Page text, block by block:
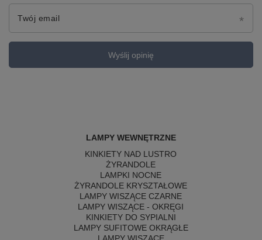
Twój email
Wyślij opinię
LAMPY WEWNĘTRZNE
KINKIETY NAD LUSTRO
ŻYRANDOLE
LAMPKI NOCNE
ŻYRANDOLE KRYSZTAŁOWE
LAMPY WISZĄCE CZARNE
LAMPY WISZĄCE - OKRĘGI
KINKIETY DO SYPIALNI
LAMPY SUFITOWE OKRĄGŁE